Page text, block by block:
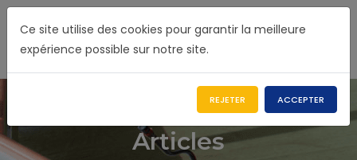
Articles
Ce site utilise des cookies pour garantir la meilleure
expérience possible sur notre site.
REJETER ACCEPTER